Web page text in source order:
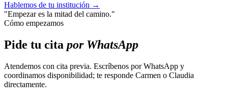
Hablemos de tu institución →
"Empezar es la mitad del camino."
Cómo empezamos
Pide tu cita por WhatsApp
Atendemos con cita previa. Escríbenos por WhatsApp y
coordinamos disponibilidad; te responde Carmen o Claudia
directamente.